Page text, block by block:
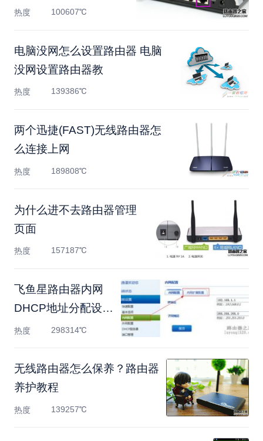
热度 100607℃
电脑没网怎么设置路由器 电脑
没网设置路由器教
热度 139386℃
两个迅捷(FAST)无线路由器怎
么连接上网
热度 189808℃
为什么进不去路由器管理
页面
热度 157187℃
飞鱼星路由器内网
DHCP地址分配设置
方法
热度 298314℃
无线路由器怎么保养？路由器
养护教程
热度 139257℃